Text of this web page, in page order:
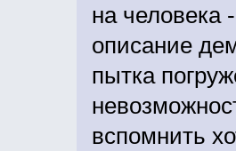
на человека
описание
пытка
вспомнить